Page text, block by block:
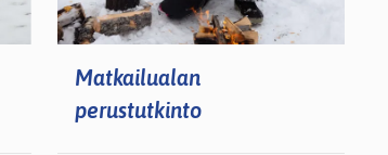
Matkailualan
perustutkinto